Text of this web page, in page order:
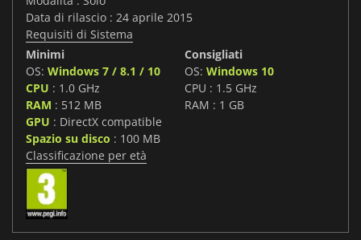
Data di rilascio : 24 aprile 2015
Requisiti di Sistema
Minimi
OS: Windows 7 / 8.1 / 10
CPU : 1.0 GHz
RAM : 512 MB
GPU : DirectX compatible
Spazio su disco : 100 MB
Consigliati
OS: Windows 10
CPU : 1.5 GHz
RAM : 1 GB
Classificazione per età